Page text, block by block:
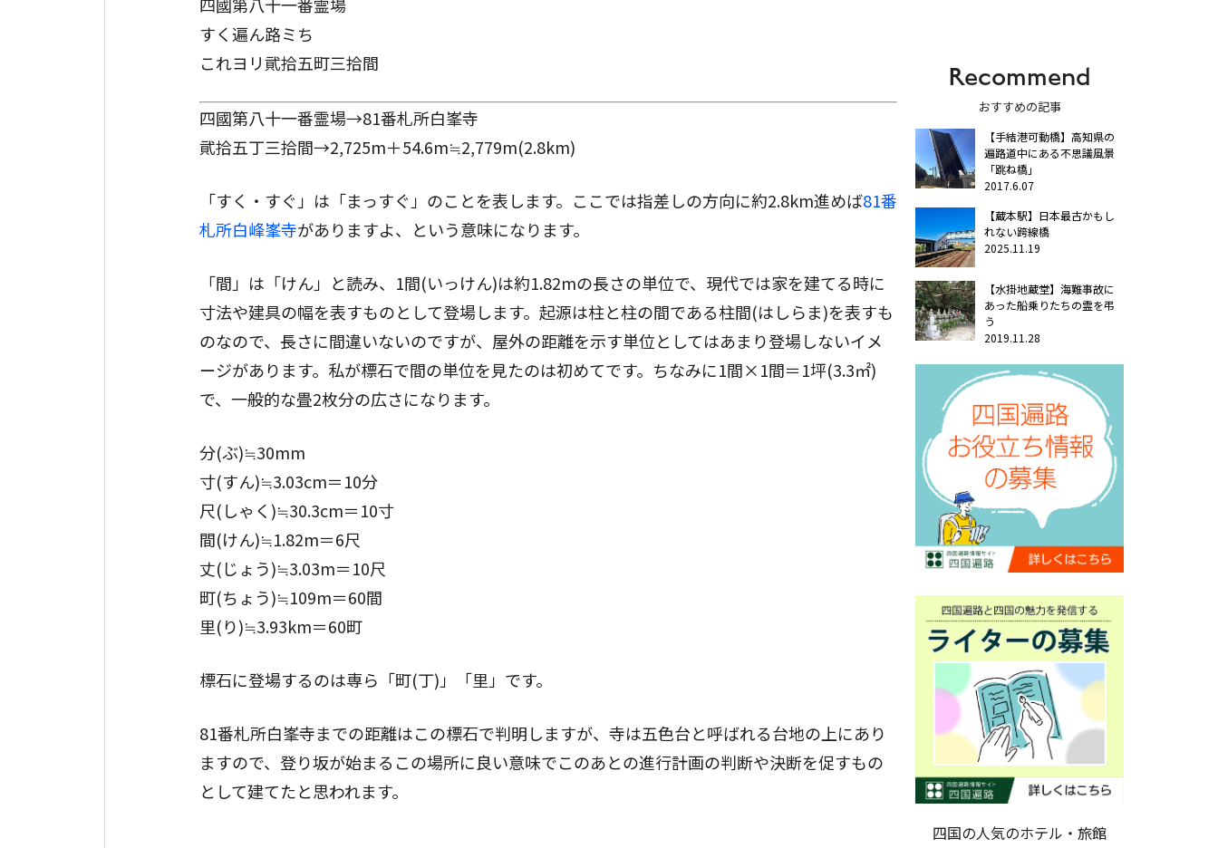
すく遍ん路ミち
これヨリ貮拾五町三拾間
四國第八十一番霊場→81番札所白峯寺
貮拾五丁三拾間→2,725m＋54.6m≒2,779m(2.8km)
「すく・すぐ」は「まっすぐ」のことを表します。ここでは指差しの方向に約2.8km進めば81番
札所白峰峯寺がありますよ、という意味になります。
「間」は「けん」と読み、1間(いっけん)は約1.82mの長さの単位で、現代では家を建てる時に
寸法や建具の幅を表すものとして登場します。起源は柱と柱の間である柱間(はしらま)を表すも
のなので、長さに間違いないのですが、屋外の距離を示す単位としてはあまり登場しないイメ
ージがあります。私が標石で間の単位を見たのは初めてです。ちなみに1間×1間＝1坪(3.3㎡)
で、一般的な畳2枚分の広さになります。
分(ぶ)≒30mm
寸(すん)≒3.03cm＝10分
尺(しゃく)≒30.3cm＝10寸
間(けん)≒1.82m＝6尺
丈(じょう)≒3.03m＝10尺
町(ちょう)≒109m＝60間
里(り)≒3.93km＝60町
標石に登場するのは専ら「町(丁)」「里」です。
81番札所白峯寺までの距離はこの標石で判明しますが、寺は五色台と呼ばれる台地の上にあり
ますので、登り坂が始まるこの場所に良い意味でこのあとの進行計画の判断や決断を促すもの
として建てたと思われます。
Recommend
おすすめの記事
【手結港可動橋】高知県の
遍路道中にある不思議風景
「跳ね橋」
2017.6.07
【蔵本駅】日本最古かもし
れない跨線橋
2025.11.19
【水掛地蔵堂】海難事故に
あった船乗りたちの霊を弔
う
2019.11.28
四国の人気のホテル・旅館